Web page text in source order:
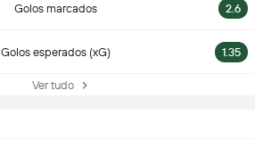
Golos marcados 2.6
Golos esperados (xG) 1.35
Ver tudo